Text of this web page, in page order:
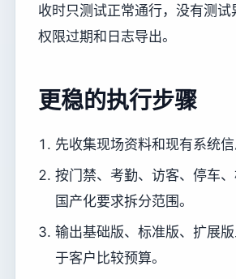
收时只测试正常通行，没有测试
权限过期和日志导出。
更稳的执行步骤
先收集现场资料和现有系统信
按门禁、考勤、访客、停车
国产化要求拆分范围。
输出基础版、标准版、扩展
于客户比较预算。